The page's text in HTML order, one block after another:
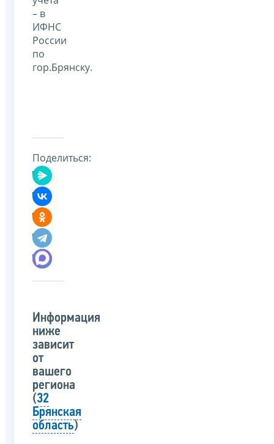
– в
ИФНС
России
по
гор.Брянску.
Поделиться:
Информация
ниже
зависит
от
вашего
региона
(32
Брянская
область)